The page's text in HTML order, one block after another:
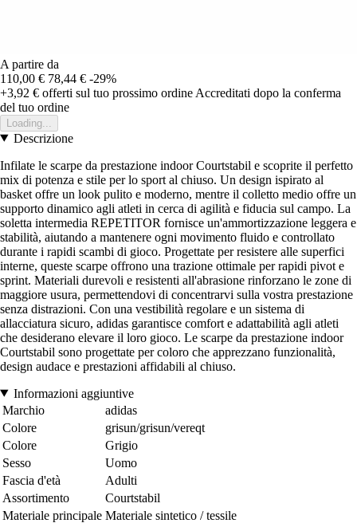
A partire da
110,00 € 78,44 € -29%
+3,92 € offerti sul tuo prossimo ordine Accreditati dopo la conferma
del tuo ordine
Loading...
Descrizione
Infilate le scarpe da prestazione indoor Courtstabil e scoprite il perfetto
mix di potenza e stile per lo sport al chiuso. Un design ispirato al
basket offre un look pulito e moderno, mentre il colletto medio offre un
supporto dinamico agli atleti in cerca di agilità e fiducia sul campo. La
soletta intermedia REPETITOR fornisce un'ammortizzazione leggera e
stabilità, aiutando a mantenere ogni movimento fluido e controllato
durante i rapidi scambi di gioco. Progettate per resistere alle superfici
interne, queste scarpe offrono una trazione ottimale per rapidi pivot e
sprint. Materiali durevoli e resistenti all'abrasione rinforzano le zone di
maggiore usura, permettendovi di concentrarvi sulla vostra prestazione
senza distrazioni. Con una vestibilità regolare e un sistema di
allacciatura sicuro, adidas garantisce comfort e adattabilità agli atleti
che desiderano elevare il loro gioco. Le scarpe da prestazione indoor
Courtstabil sono progettate per coloro che apprezzano funzionalità,
design audace e prestazioni affidabili al chiuso.
Informazioni aggiuntive
Marchio
adidas
Colore
grisun/grisun/vereqt
Colore
Grigio
Sesso
Uomo
Fascia d'età
Adulti
Assortimento
Courtstabil
Materiale principale Materiale sintetico / tessile